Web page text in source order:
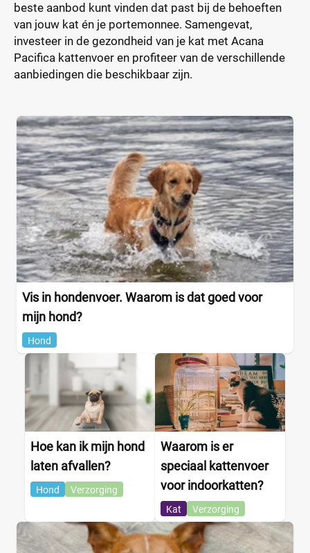
beste aanbod kunt vinden dat past bij de behoeften
van jouw kat én je portemonnee. Samengevat,
investeer in de gezondheid van je kat met Acana
Pacifica kattenvoer en profiteer van de verschillende
aanbiedingen die beschikbaar zijn.
Vis in hondenvoer. Waarom is dat goed voor
mijn hond?
Hond
Hoe kan ik mijn hond
laten afvallen?
Hond Verzorging
Waarom is er
speciaal kattenvoer
voor indoorkatten?
Kat Verzorging